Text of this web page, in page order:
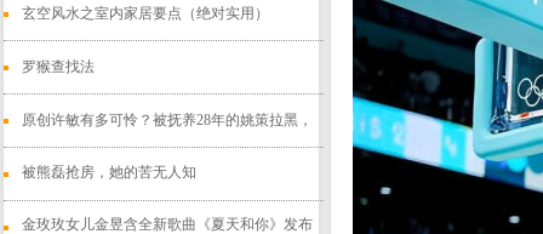
玄空风水之室内家居要点（绝对实用）
罗猴查找法
原创许敏有多可怜？被抚养28年的姚策拉黑，
被熊磊抢房，她的苦无人知
金玫玫女儿金昱含全新歌曲《夏天和你》发布